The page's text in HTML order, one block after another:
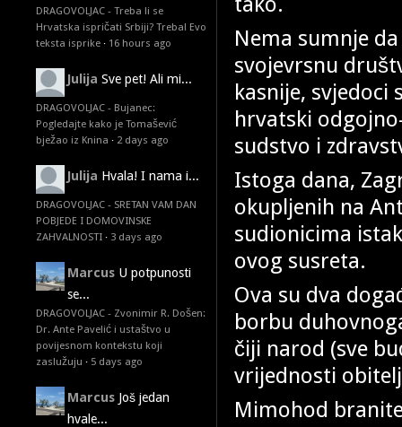
DRAGOVOLJAC - Treba li se
Hrvatska ispričati Srbiji? Treba! Evo
teksta isprike · 16 hours ago
Julija Sve pet! Ali mi...
DRAGOVOLJAC - Bujanec:
Pogledajte kako je Tomašević
bježao iz Knina · 2 days ago
Julija Hvala! I nama i...
DRAGOVOLJAC - SRETAN VAM DAN
POBJEDE I DOMOVINSKE
ZAHVALNOSTI · 3 days ago
Marcus U potpunosti
se...
DRAGOVOLJAC - Zvonimir R. Došen:
Dr. Ante Pavelić i ustaštvo u
povijesnom kontekstu koji
zaslužuju · 5 days ago
Marcus Još jedan
hvale...
Nema sumnje
svojevrsnu
kasnije, svjedoci
hrvatski
sudstvo i
Istoga dana,
okupljenih na
sudionicima
ovog susreta.
Ova su dva
borbu
čiji narod (sve
vrijednosti
Mimohod